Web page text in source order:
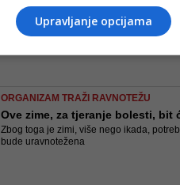
Voće i povrće u BiH i za 50
U BiH i zemljama regiona zabilježeno je
2 na 3,50 KM
ORGANIZAM TRAŽI RAVNOTEŽU
Ove zime, za tjeranje bolesti, bit
Zbog toga je zimi, više nego ikada,
bude uravnotežena
Upravljanje opcijama